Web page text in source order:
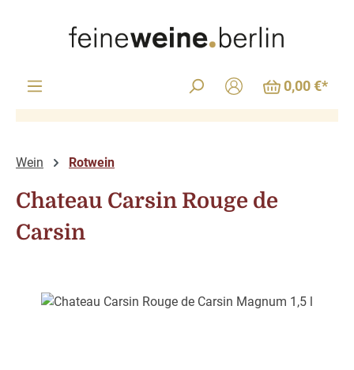
0,00 €*
Wein Rotwein
Chateau Carsin Rouge de
Carsin
Bildergalerie überspringen